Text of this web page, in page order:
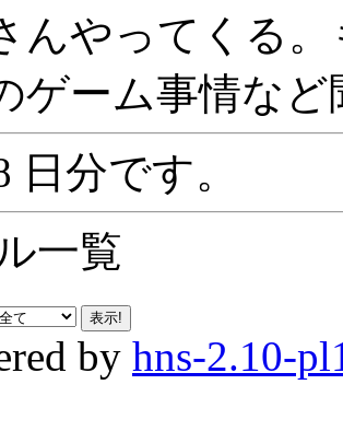
んやってくる
ゲーム事情など
日分です。
一覧
by hns-2.10-